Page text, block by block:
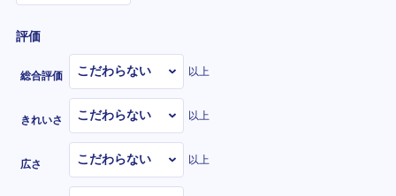
評価
総合評価 以上
きれいさ 以上
広さ 以上